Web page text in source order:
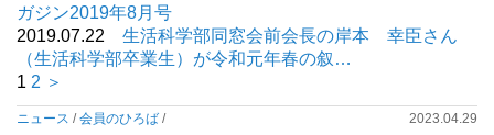
ガジン2019年8月号
2019.07.22 生活科学部同窓会前会長の岸本 幸臣さん
（生活科学部卒業生）が令和元年春の叙…
1 2 ＞
ニュース /会員のひろば / 2023.04.29